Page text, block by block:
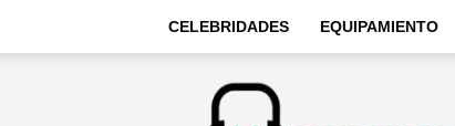
CELEBRIDADES EQUIPAMIENTO
Discjockeys